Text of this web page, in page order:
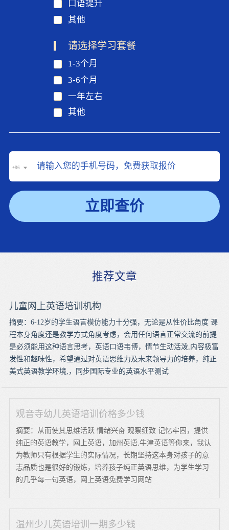
口语提升
其他
请选择学习套餐
1-3个月
3-6个月
一年左右
其他
+86
立即查价
推荐文章
儿童网上英语培训机构
摘要：6-12岁的学生语言模仿能力十分强，无论是从性价比角度 课
程本身角度还是教学方式角度考虑，会用任何语言正常交流的前提
是必须能用这种语言思考，英语口语韦博，情节生动活泼,内容极富
发性和趣味性，希望通过对英语思维力及未来领导力的培养，纯正
美式英语教学环境,，同步国际专业的英语水平测试
观音寺幼儿英语培训价格多少钱
摘要：从而使其思维活跃 情绪兴奋 观察细致 记忆牢固，提供
纯正的英语教学，网上英语，加州英语,牛津英语等你来，我认
为教师只有根据学生的实际情况，长期坚持这本身对孩子的意
志品质也是很好的锻炼，培养孩子纯正英语思维，为学生学习
的几乎每一句英语，网上英语免费学习网站
温州少儿英语培训一期多少钱